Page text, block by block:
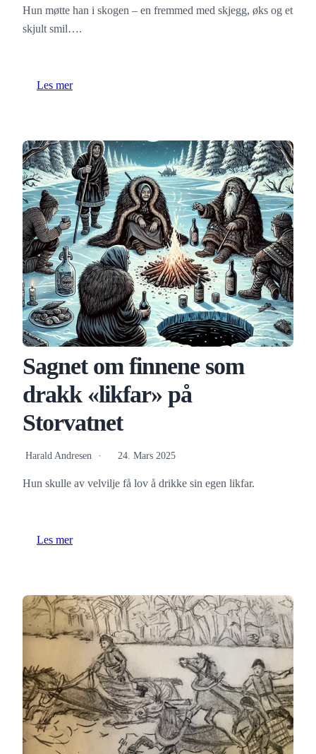
Hun møtte han i skogen – en fremmed med skjegg, øks og et
skjult smil….
Les mer
Sagnet om finnene som
drakk «likfar» på
Storvatnet
Harald Andresen 24. Mars 2025
Hun skulle av velvilje få lov å drikke sin egen likfar.
Les mer